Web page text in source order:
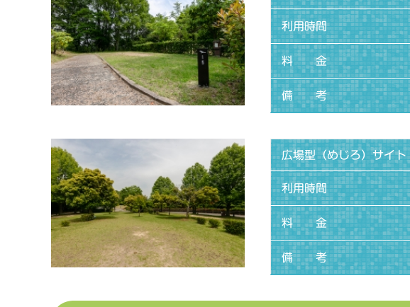
利用時間
料 金
備 考
広場型（めじろ）サイト
利用時間
料 金
備 考